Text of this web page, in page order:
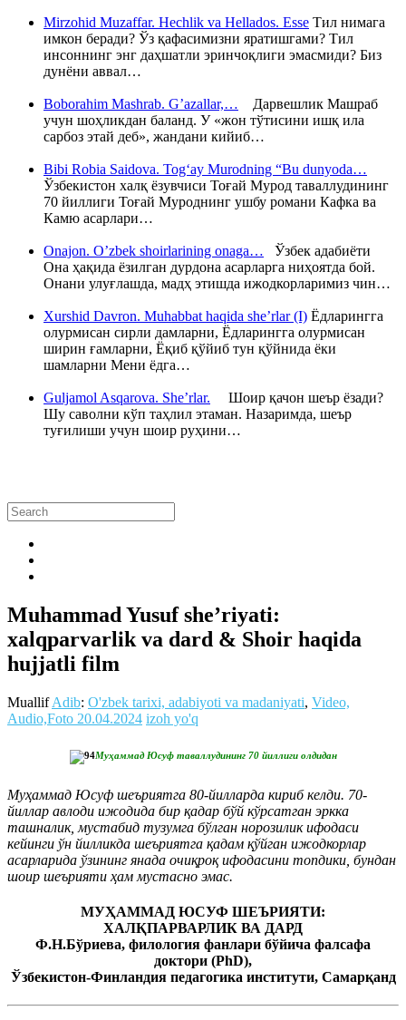
Mirzohid Muzaffar. Hechlik va Hellados. Esse Тил нимага
имкон беради? Ўз қафасимизни яратишгами? Тил
инсоннинг энг даҳшатли эринчоқлиги эмасмиди? Биз
дунёни аввал…
Boborahim Mashrab. G’azallar,… Дарвешлик Машраб
учун шоҳликдан баланд. У «жон тўтисини ишқ ила
сарбоз этай деб», жандани кийиб…
Bibi Robia Saidova. Tog‘ay Murodning “Bu dunyoda…
Ўзбекистон халқ ёзувчиси Тоғай Мурод таваллудининг
70 йиллиги Тоғай Муроднинг ушбу романи Кафка ва
Камю асарлари…
Onajon. O’zbek shoirlarining onaga… Ўзбек адабиёти
Она ҳақида ёзилган дурдона асарларга ниҳоятда бой.
Онани улуғлашда, мадҳ этишда ижодкорларимиз чин…
Xurshid Davron. Muhabbat haqida she’rlar (I) Ёдларингга
олурмисан сирли дамларни, Ёдларингга олурмисан
ширин ғамларни, Ёқиб қўйиб тун қўйнида ёки
шамларни Мени ёдга…
Guljamol Asqarova. She’rlar. Шоир қачон шеър ёзади?
Шу саволни кўп таҳлил этаман. Назаримда, шеър
туғилиши учун шоир руҳини…
Muhammad Yusuf she’riyati:
xalqparvarlik va dard & Shoir haqida
hujjatli film
MuallifAdib: O'zbek tarixi, adabiyoti va madaniyati, Video,
Audio,Foto 20.04.2024 izoh yo'q
Муҳаммад Юсуф таваллудининг 70 йиллиги олдидан
Муҳаммад Юсуф шеъриятга 80-йилларда кириб келди. 70-
йиллар авлоди ижодида бир қадар бўй кўрсатган эркка
ташналик, мустабид тузумга бўлган норозилик ифодаси
кейинги ўн йилликда шеъриятга қадам қўйган ижодкорлар
асарларида ўзининг янада очиқроқ ифодасини топдики, бундан
шоир шеърияти ҳам мустасно эмас.
МУҲАММАД ЮСУФ ШEЪРИЯТИ:
ХАЛҚПАРВАРЛИК ВА ДАРД
Ф.Н.Бўриева, филология фанлари бўйича фалсафа
доктори (PhD),
Ўзбекистон-Финландия педагогика институти, Самарқанд